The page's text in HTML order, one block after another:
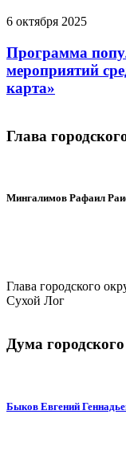
6 октября 2025
Программа
мероприятий
карта»
Глава
Мингалимов Рафаил
Глава городского
Сухой Лог
Дума
Быков Евгений